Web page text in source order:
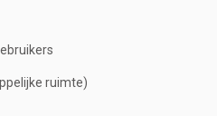
ruimte)